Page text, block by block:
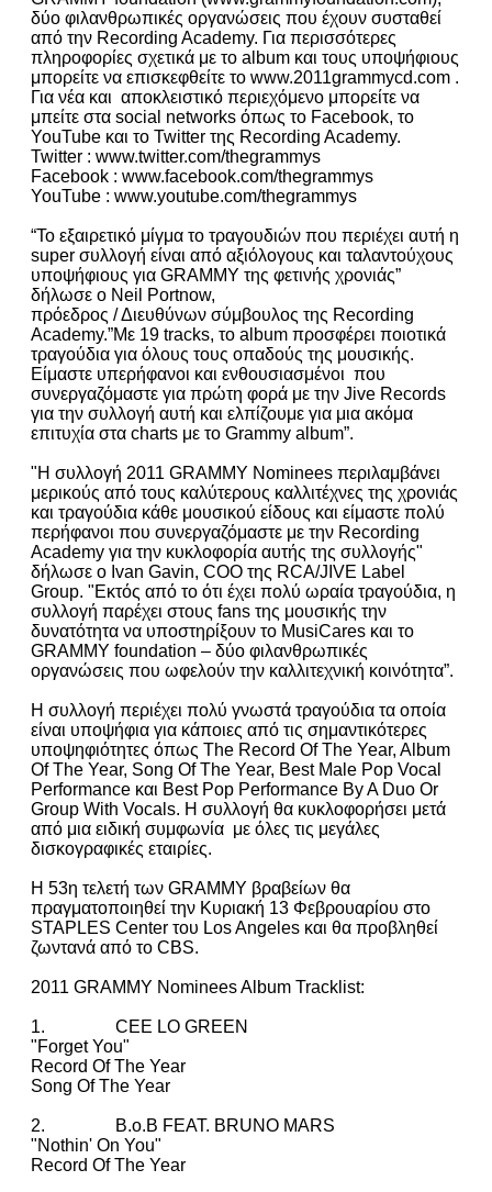
δύο φιλανθρωπικές οργανώσεις που έχουν συσταθεί
από την Recording Academy. Για περισσότερες
πληροφορίες σχετικά με το album και τους υποψήφιους
μπορείτε να επισκεφθείτε το www.2011grammycd.com .
Για νέα και αποκλειστικό περιεχόμενο μπορείτε να
μπείτε στα social networks όπως το Facebook, το
YouTube και το Twitter της Recording Academy.
Twitter : www.twitter.com/thegrammys
Facebook : www.facebook.com/thegrammys
YouTube : www.youtube.com/thegrammys
“Το εξαιρετικό μίγμα το τραγουδιών που περιέχει αυτή η
super συλλογή είναι από αξιόλογους και ταλαντούχους
υποψήφιους για GRAMMY της φετινής χρονιάς”
δήλωσε ο Neil Portnow,
πρόεδρος / Διευθύνων σύμβουλος της Recording
Academy.”Με 19 tracks, το album προσφέρει ποιοτικά
τραγούδια για όλους τους οπαδούς της μουσικής.
Είμαστε υπερήφανοι και ενθουσιασμένοι που
συνεργαζόμαστε για πρώτη φορά με την Jive Records
για την συλλογή αυτή και ελπίζουμε για μια ακόμα
επιτυχία στα charts με το Grammy album”.
"Η συλλογή 2011 GRAMMY Nominees περιλαμβάνει
μερικούς από τους καλύτερους καλλιτέχνες της χρονιάς
και τραγούδια κάθε μουσικού είδους και είμαστε πολύ
περήφανοι που συνεργαζόμαστε με την Recording
Academy για την κυκλοφορία αυτής της συλλογής"
δήλωσε ο Ivan Gavin, COO της RCA/JIVE Label
Group. "Εκτός από το ότι έχει πολύ ωραία τραγούδια, η
συλλογή παρέχει στους fans της μουσικής την
δυνατότητα να υποστηρίξουν το MusiCares και το
GRAMMY foundation – δύο φιλανθρωπικές
οργανώσεις που ωφελούν την καλλιτεχνική κοινότητα”.
Η συλλογή περιέχει πολύ γνωστά τραγούδια τα οποία
είναι υποψήφια για κάποιες από τις σημαντικότερες
υποψηφιότητες όπως The Record Of The Year, Album
Of The Year, Song Of The Year, Best Male Pop Vocal
Performance και Best Pop Performance By A Duo Or
Group With Vocals. Η συλλογή θα κυκλοφορήσει μετά
από μια ειδική συμφωνία με όλες τις μεγάλες
δισκογραφικές εταιρίες.
Η 53η τελετή των GRAMMY βραβείων θα
πραγματοποιηθεί την Κυριακή 13 Φεβρουαρίου στο
STAPLES Center του Los Angeles και θα προβληθεί
ζωντανά από το CBS.
2011 GRAMMY Nominees Album Tracklist:
1. CEE LO GREEN
"Forget You"
Record Of The Year
Song Of The Year
2. B.o.B FEAT. BRUNO MARS
"Nothin' On You"
Record Of The Year